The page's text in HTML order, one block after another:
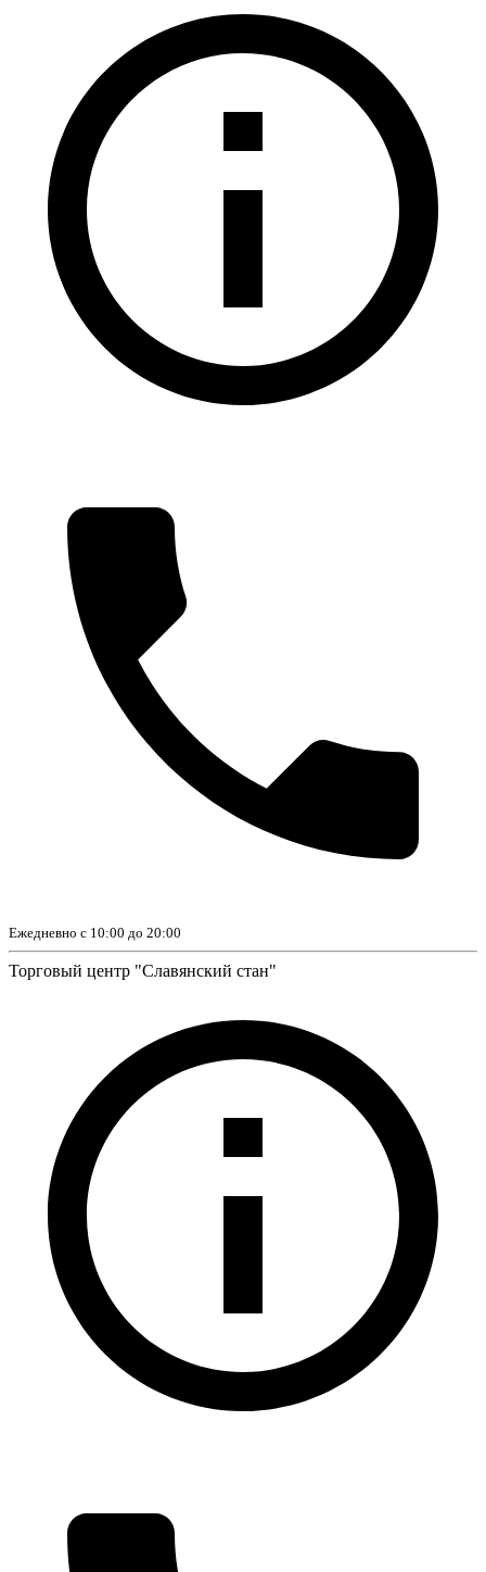
Ежедневно с 10:00 до 20:00
Торговый центр "Славянский стан"